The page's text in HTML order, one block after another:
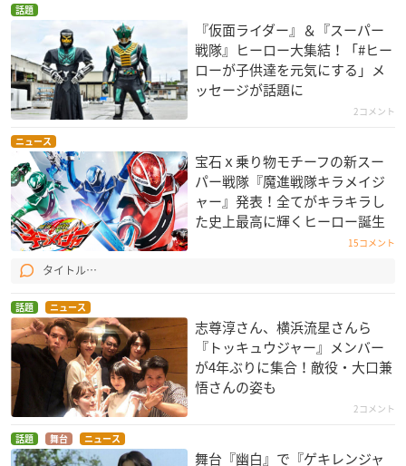
話題
『仮面ライダー』＆『スーパー
戦隊』ヒーロー大集結！「#ヒー
ローが子供達を元気にする」メ
ッセージが話題に
2コメント
ニュース
宝石ｘ乗り物モチーフの新スー
パー戦隊『魔進戦隊キラメイジ
ャー』発表！全てがキラキラし
た史上最高に輝くヒーロー誕生
15コメント
タイトル…
話題 ニュース
志尊淳さん、横浜流星さんら
『トッキュウジャー』メンバー
が4年ぶりに集合！敵役・大口兼
悟さんの姿も
2コメント
話題 舞台 ニュース
舞台『幽白』で『ゲキレンジャ